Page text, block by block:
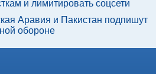
и лимитировать соцсети
Аравия и Пакистан подпишут
обороне